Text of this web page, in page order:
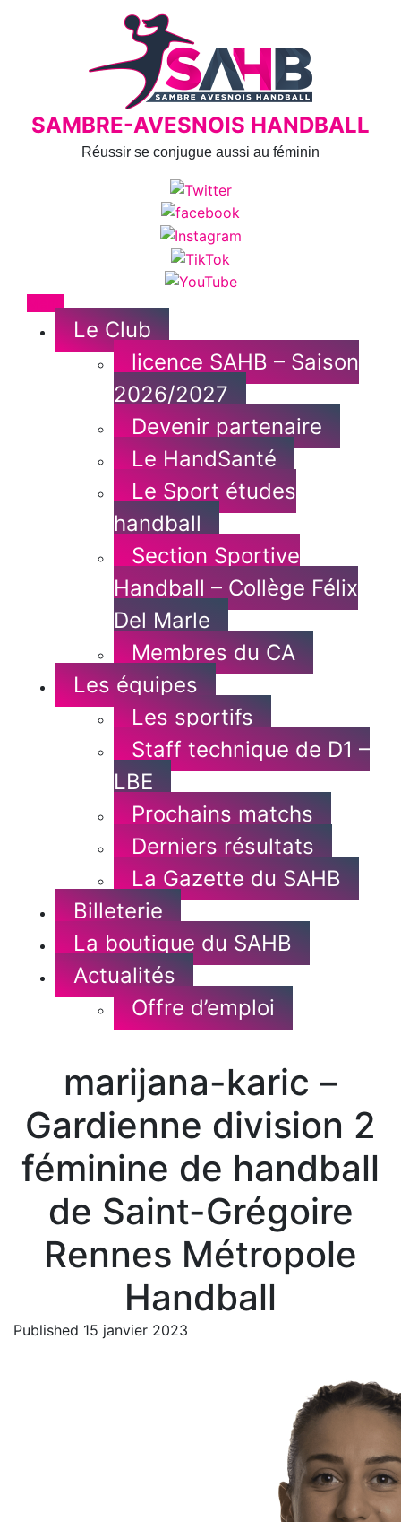
SAMBRE-AVESNOIS HANDBALL
Réussir se conjugue aussi au féminin
Menu
Le Club
licence SAHB – Saison
2026/2027
Devenir partenaire
Le HandSanté
Le Sport études
handball
Section Sportive
Handball – Collège Félix
Del Marle
Membres du CA
Les équipes
Les sportifs
Staff technique de D1 –
LBE
Prochains matchs
Derniers résultats
La Gazette du SAHB
Billeterie
La boutique du SAHB
Actualités
Offre d’emploi
marijana-karic –
Gardienne division 2
féminine de handball
de Saint-Grégoire
Rennes Métropole
Handball
Published 15 janvier 2023